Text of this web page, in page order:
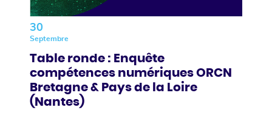
30
Septembre
Table ronde : Enquête
compétences numériques ORCN
Bretagne & Pays de la Loire
(Nantes)